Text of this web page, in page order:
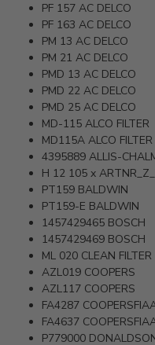
PF 157 AC DELCO
PF 163 AC DELCO
PM 13 AC DELCO
PM 21 AC DELCO
PMD 13 AC DELCO
PMD 22 AC DELCO
PMD 25 AC DELCO
MD-115 ALCO FILTER
MD115A ALCO FILTER
4395889 ALLIS-
H 12 105 x
PT159 BALDWIN
PT159-E BALDWIN
1457429465 BOSCH
1457429469 BOSCH
ML 020 CLEAN FILTER
AZL019 COOPERS
AZL117 COOPERS
FA4287
FA4637
P779000